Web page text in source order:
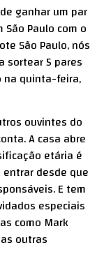
ganhar um par
Paulo com o
São Paulo, nós
sortear 5 pares
na quinta-feira,
ouvintes do
A casa abre
etária é
desde que
E tem
especiais
como Mark
outras